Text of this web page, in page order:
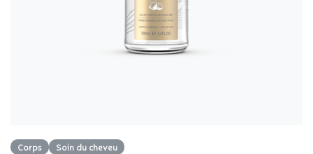
Corps Soin du cheveu